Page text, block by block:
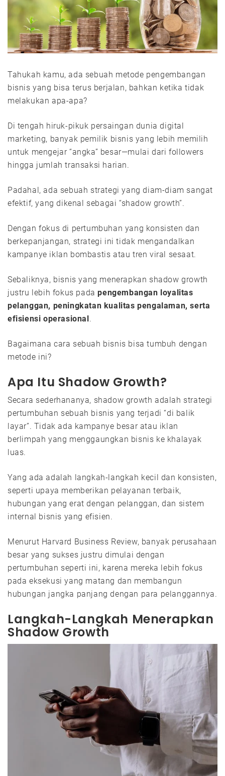
Tahukah kamu, ada sebuah metode pengembangan
bisnis yang bisa terus berjalan, bahkan ketika tidak
melakukan apa-apa?
Di tengah hiruk-pikuk persaingan dunia digital
marketing, banyak pemilik bisnis yang lebih memilih
untuk mengejar “angka” besar—mulai dari followers
hingga jumlah transaksi harian.
Padahal, ada sebuah strategi yang diam-diam sangat
efektif, yang dikenal sebagai “shadow growth”.
Dengan fokus di pertumbuhan yang konsisten dan
berkepanjangan, strategi ini tidak mengandalkan
kampanye iklan bombastis atau tren viral sesaat.
Sebaliknya, bisnis yang menerapkan shadow growth
justru lebih fokus padapengembangan loyalitas
pelanggan, peningkatan kualitas pengalaman, serta
efisiensi operasional .
Bagaimana cara sebuah bisnis bisa tumbuh dengan
metode ini?
Apa Itu Shadow Growth?
Secara sederhananya, shadow growth adalah strategi
pertumbuhan sebuah bisnis yang terjadi “di balik
layar”. Tidak ada kampanye besar atau iklan
berlimpah yang menggaungkan bisnis ke khalayak
luas.
Yang ada adalah langkah-langkah kecil dan konsisten,
seperti upaya memberikan pelayanan terbaik,
hubungan yang erat dengan pelanggan, dan sistem
internal bisnis yang efisien.
Menurut Harvard Business Review, banyak perusahaan
besar yang sukses justru dimulai dengan
pertumbuhan seperti ini, karena mereka lebih fokus
pada eksekusi yang matang dan membangun
hubungan jangka panjang dengan para pelanggannya.
Langkah-Langkah Menerapkan
Shadow Growth